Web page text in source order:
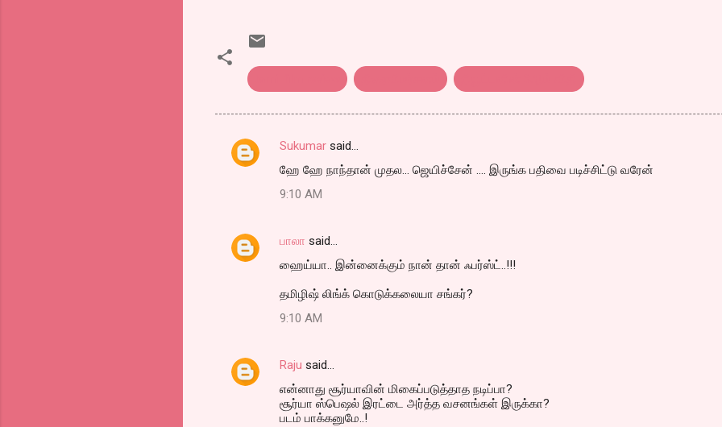
C
e
Sukumar said…
ஹே ஹே நாந்தான் முதல... ஜெயிச்சேன் .... இருங்க பதிவை படிச்சிட்டு வரேன்
9:10 AM
பாலா said…
ஹைய்யா.. இன்னைக்கும் நான் தான் ஃபர்ஸ்ட்..!!!
தமிழிஷ் லிங்க் கொடுக்கலையா சங்கர்?
9:10 AM
Raju said…
என்னாது சூர்யாவின் மிகைப்படுத்தாத நடிப்பா?
சூர்யா ஸ்பெஷல் இரட்டை அர்த்த வசனங்கள் இருக்கா?
படம் பாக்கனுமே..!